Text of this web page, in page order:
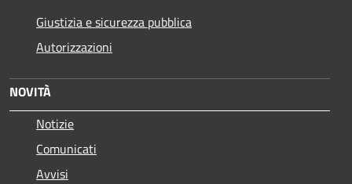
Giustizia e sicurezza pubblica
Autorizzazioni
NOVITÀ
Notizie
Comunicati
Avvisi